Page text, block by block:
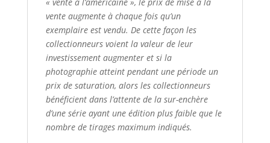
vente augmente à chaque fois qu’un
exemplaire est vendu. De cette façon les
collectionneurs voient la valeur de leur
investissement augmenter et si la
photographie atteint pendant une période un
prix de saturation, alors les collectionneurs
bénéficient dans l’attente de la sur-enchère
d’une série ayant une édition plus faible que le
nombre de tirages maximum indiqués.